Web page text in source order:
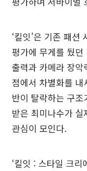
‘킬잇’은 기존 패션
평가에 무게를 뒀던
출력과 카메라 장
점에서 차별화를
반이 탈락하는 구
받은 최미나수가
관심이 모인다.
‘킬잇 : 스타일 크